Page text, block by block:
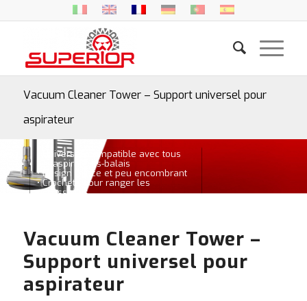
Vacuum Cleaner Tower – Support universel pour
aspirateur
• Universel, compatible avec tous
les aspirateurs-balais
• Design mince et peu encombrant
• Crochets pour ranger les
accessoires
Vacuum Cleaner Tower –
Support universel pour
aspirateur